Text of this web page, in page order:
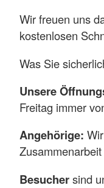
Wir freuen uns
kostenlosen
Was Sie
Unsere
Freitag immer
Angehörige:
Zusammenarbeit
Besuchersind